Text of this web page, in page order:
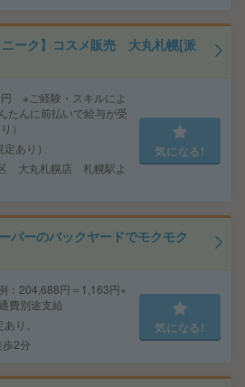
ーク】コスメ販売 大丸札幌[派
※ご経験・スキルによ
たんに前払いで給与が受
）
あり）
大丸札幌店 札幌駅よ
気になる!
パーのバックヤードでモクモク
：204,688円＝1,163円×
費別途支給
り。
2分
気になる!